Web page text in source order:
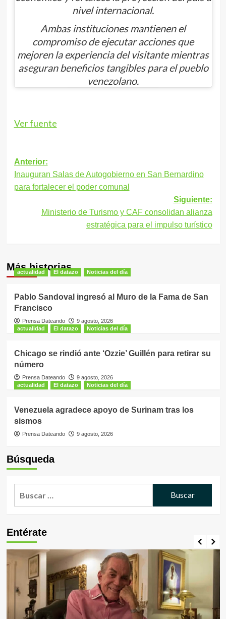
nivel internacional.
Ambas instituciones mantienen el
compromiso de ejecutar acciones que
mejoren la experiencia del visitante mientras
aseguran beneficios tangibles para el pueblo
venezolano.
Ver fuente
Navegación
de
entradas
Anterior:
Inauguran Salas de Autogobierno en San Bernardino
para fortalecer el poder comunal
Siguiente:
Ministerio de Turismo y CAF consolidan alianza
estratégica para el impulso turístico
Más historias
actualidad El datazo Noticias del día
Pablo Sandoval ingresó al Muro de la Fama de San
Francisco
Prensa Dateando
9 agosto, 2026
actualidad
El datazo Noticias del día
Chicago se rindió ante ‘Ozzie’ Guillén para retirar su
número
Prensa Dateando
9 agosto, 2026
actualidad
El datazo Noticias del día
Venezuela agradece apoyo de Surinam tras los
sismos
Prensa Dateando 9 agosto, 2026
Búsqueda
Entérate